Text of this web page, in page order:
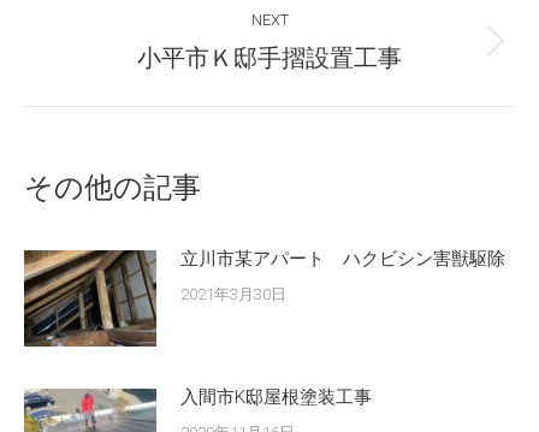
NEXT
Next
小平市Ｋ邸手摺設置工事
その他の記事
立川市某アパート ハクビシン害獣駆除
2021年3月30日
入間市K邸屋根塗装工事